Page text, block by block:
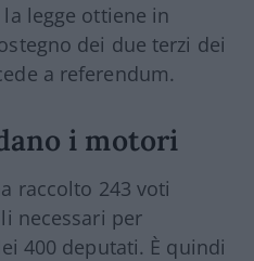
legge ottiene in
dei due terzi dei
a referendum.
i motori
raccolto 243 voti
necessari per
400 deputati. È quindi